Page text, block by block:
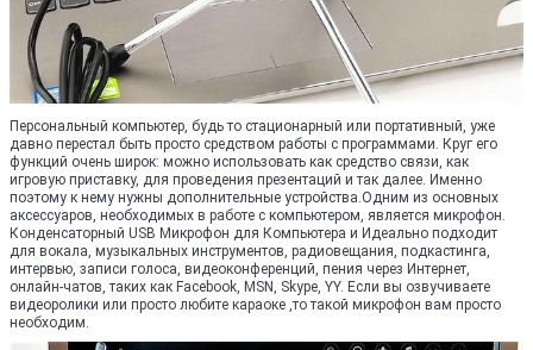
Персональный компьютер, будь то стационарный или портативный, уже
давно перестал быть просто средством работы с программами. Круг его
функций очень широк: можно использовать как средство связи, как
игровую приставку, для проведения презентаций и так далее. Именно
поэтому к нему нужны дополнительные устройства.Одним из основных
аксессуаров, необходимых в работе с компьютером, является микрофон.
Конденсаторный USB Микрофон для Компьютера и Идеально подходит
для вокала, музыкальных инструментов, радиовещания, подкастинга,
интервью, записи голоса, видеоконференций, пения через Интернет,
онлайн-чатов, таких как Facebook, MSN, Skype, YY. Если вы озвучиваете
видеоролики или просто любите караоке ,то такой микрофон вам просто
необходим.